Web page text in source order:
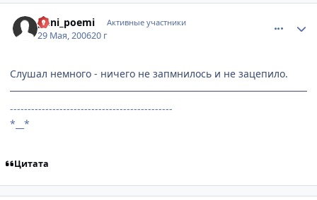
puni_poemi Активные участники
29 Мая, 200620 г
Слушал немного - ничего не запмнилось и не зацепило.
----------------------------------------------
*__*
Цитата